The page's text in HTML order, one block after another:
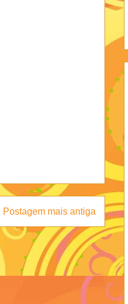
Postagem mais antiga